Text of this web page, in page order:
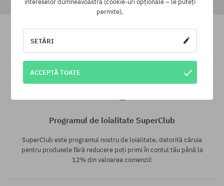
Mărimi existente:
40; 40.5; 41; 42; 42.5; 43; 44;
44.5; 45; 47
558,90 LEI356,90 LEI 594,90 LEI237,90 LEI
Programul de loialitate SuperClub
SuperClub este programul nostru de loialitate, datorită căruia
pentru produsele fără reducere poți primi în contul tău până la
12% din valoarea comenzii!
permite).
SETĂRI
ACCEPTĂ TOATE